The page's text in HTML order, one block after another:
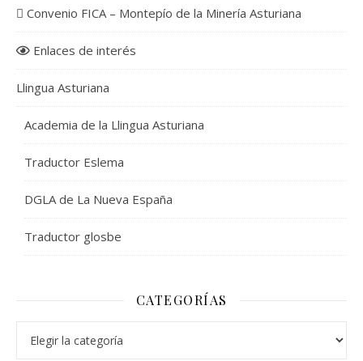
Convenio FICA – Montepío de la Minería Asturiana
Enlaces de interés
Llingua Asturiana
Academia de la Llingua Asturiana
Traductor Eslema
DGLA de La Nueva España
Traductor glosbe
CATEGORÍAS